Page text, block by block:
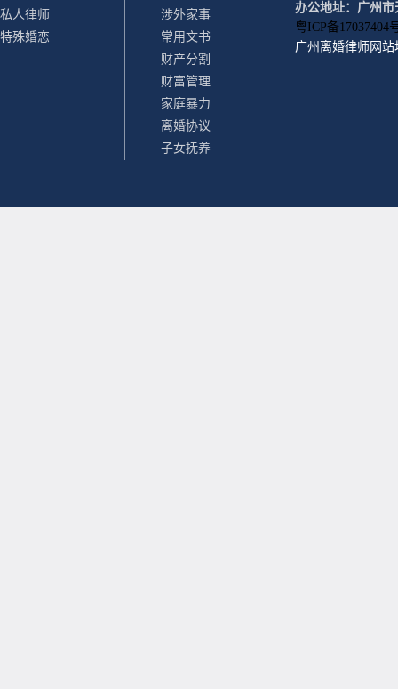
私人律师
特殊婚恋
涉外家事
常用文书
财产分割
财富管理
家庭暴力
离婚协议
子女抚养
办公地址：广州市
粤ICP备17037404
广州离婚律师 网站